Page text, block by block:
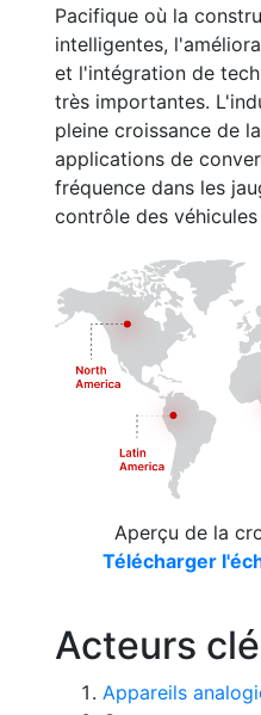
Pacifique où la
intelligentes,
et l'intégration de
très importantes.
pleine croissance de
applications de
fréquence dans les
contrôle des
Aperçu de la
Télécharger
Acteurs
Appareils